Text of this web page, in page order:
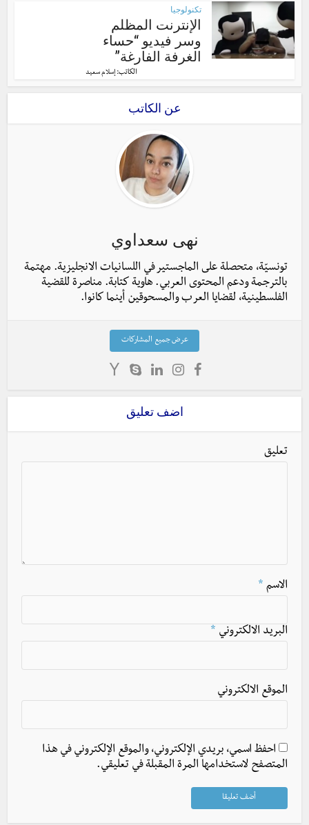
تكنولوجيا
الإنترنت المظلم
وسر فيديو “حساء
الغرفة الفارغة”
الكاتب: إسلام سعيد
عن الكاتب
نهى سعداوي
تونسيّة، متحصلة على الماجستير في اللسانيات الانجليزية. مهتمة
بالترجمة ودعم المحتوى العربي. هاوية كتابة. مناصرة للقضية
الفلسطينية، لقضايا العرب والمسحوقين أينما كانوا.
عرض جميع المشاركات
اضف تعليق
تعليق
الاسم *
البريد الالكتروني *
الموقع الالكتروني
احفظ اسمي، بريدي الإلكتروني، والموقع الإلكتروني في هذا
المتصفح لاستخدامها المرة المقبلة في تعليقي.